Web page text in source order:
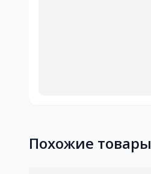
Похожие товары